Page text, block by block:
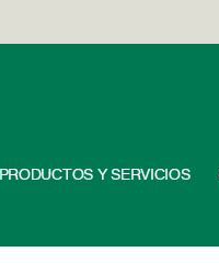
PRODUCTOS Y SERVICIOS